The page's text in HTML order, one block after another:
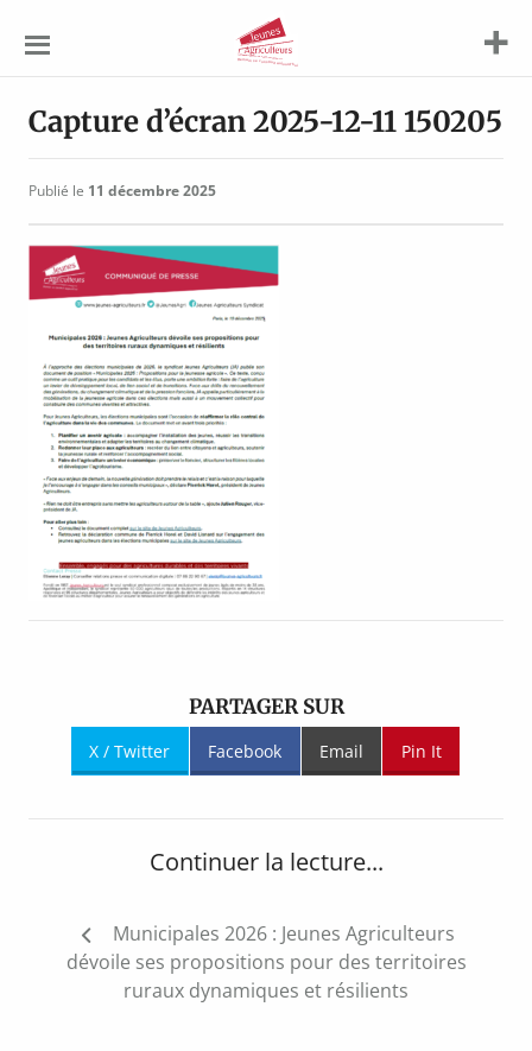
Agriculteurs
Capture d’écran 2025-12-11 150205
Publié le 11 décembre 2025
PARTAGER SUR
X / Twitter Facebook Email Pin It
Continuer la lecture...
Navigation
l’article
Municipales 2026 : Jeunes Agriculteurs
dévoile ses propositions pour des territoires
ruraux dynamiques et résilients